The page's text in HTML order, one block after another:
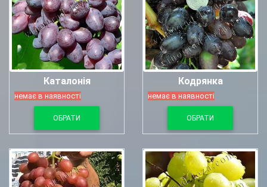
Каталонія
немає в наявності
ОБРАТИ
Кодрянка
немає в наявності
ОБРАТИ